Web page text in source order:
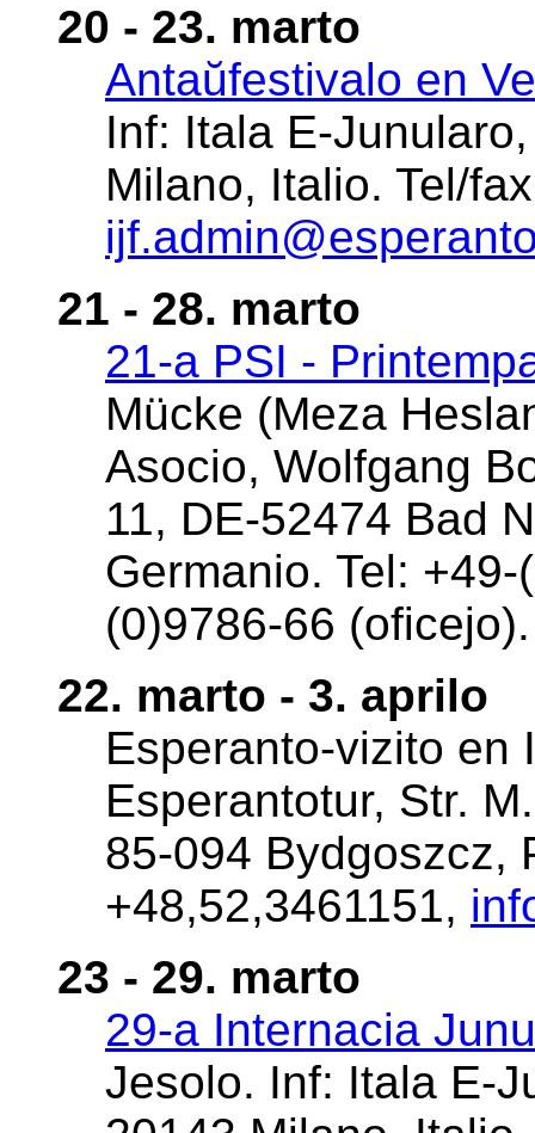
20 - 23. marto
Antaŭfestivalo en
Inf: Itala E-
Milano, Italio. Tel/
21 - 28. marto
21-a PSI -
Mücke (Meza
Asocio, Wolfgang
11, DE-52474 Bad
Germanio. Tel:
(0)9786-66
22. marto - 3. aprilo
Esperanto-vizito en
Esperantotur, Str.
85-094 Bydgoszcz,
+48,52,3461151,
23 - 29. marto
29-a Internacia
Jesolo. Inf: Itala E-